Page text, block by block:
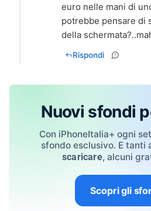
euro nelle mani di
potrebbe pensare di
Rispondi
Nuovi sfondi
Con iPhoneItalia+ ogni
sfondo esclusivo. E tanti
scaricare, alcuni
Scopri gli